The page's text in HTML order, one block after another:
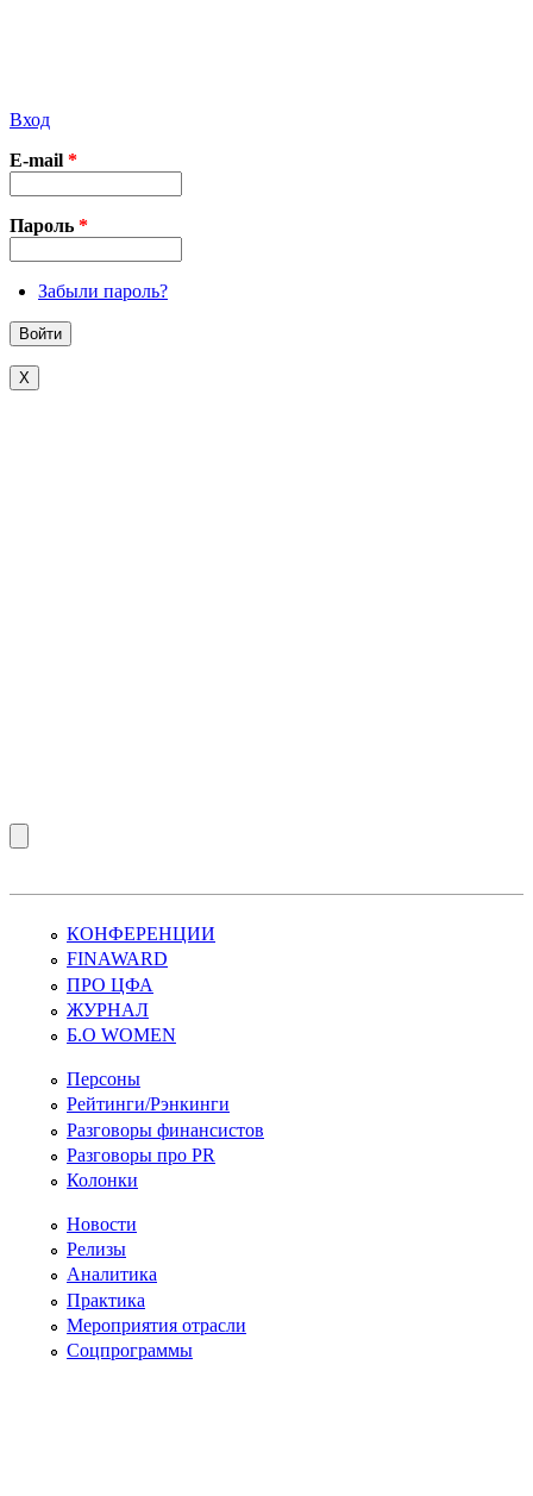
Вход
E-mail *
Пароль *
Забыли пароль?
X
КОНФЕРЕНЦИИ
FINAWARD
ПРО ЦФА
ЖУРНАЛ
Б.О WOMEN
Персоны
Рейтинги/Рэнкинги
Разговоры финансистов
Разговоры про PR
Колонки
Новости
Релизы
Аналитика
Практика
Мероприятия отрасли
Соцпрограммы